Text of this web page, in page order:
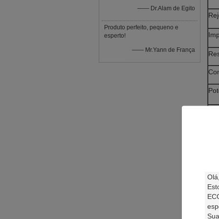
—— Dr.Alam de Egito
Produto perfeito, pequeno e
esperto!
—— Mr.Yann de França
um